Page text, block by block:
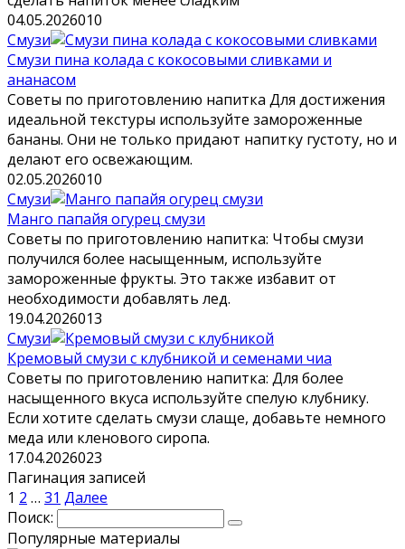
04.05.2026010
Смузи
Смузи пина колада с кокосовыми сливками и
ананасом
Советы по приготовлению напитка Для достижения
идеальной текстуры используйте замороженные
бананы. Они не только придают напитку густоту, но и
делают его освежающим.
02.05.2026010
Смузи
Манго папайя огурец смузи
Советы по приготовлению напитка: Чтобы смузи
получился более насыщенным, используйте
замороженные фрукты. Это также избавит от
необходимости добавлять лед.
19.04.2026013
Смузи
Кремовый смузи с клубникой и семенами чиа
Советы по приготовлению напитка: Для более
насыщенного вкуса используйте спелую клубнику.
Если хотите сделать смузи слаще, добавьте немного
меда или кленового сиропа.
17.04.2026023
Пагинация записей
1 2 … 31 Далее
Поиск:
Популярные материалы